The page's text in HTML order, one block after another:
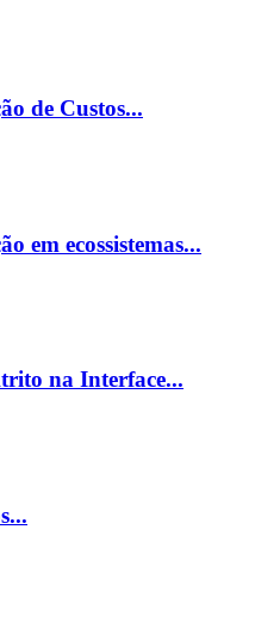
de Custos...
em ecossistemas...
na Interface...